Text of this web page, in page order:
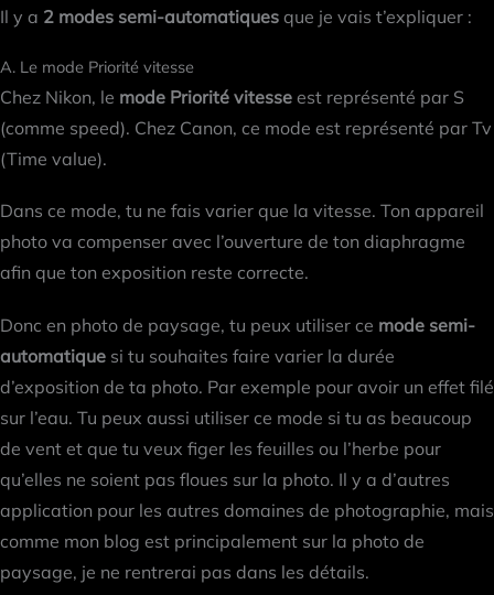
Il y a 2 modes semi-automatiques que je vais t’expliquer :
A. Le mode Priorité vitesse
Chez Nikon, le mode Priorité vitesse est représenté par S
(comme speed). Chez Canon, ce mode est représenté par Tv
(Time value).
Dans ce mode, tu ne fais varier que la vitesse. Ton appareil
photo va compenser avec l’ouverture de ton diaphragme
afin que ton exposition reste correcte.
Donc en photo de paysage, tu peux utiliser ce mode semi-
automatique si tu souhaites faire varier la durée
d’exposition de ta photo. Par exemple pour avoir un effet filé
sur l’eau. Tu peux aussi utiliser ce mode si tu as beaucoup
de vent et que tu veux figer les feuilles ou l’herbe pour
qu’elles ne soient pas floues sur la photo. Il y a d’autres
application pour les autres domaines de photographie, mais
comme mon blog est principalement sur la photo de
paysage, je ne rentrerai pas dans les détails.